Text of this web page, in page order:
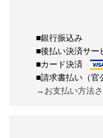
■銀行振込み
■後払い決済サー
■カード決済
■請求書払い（官
→お支払い方法さ